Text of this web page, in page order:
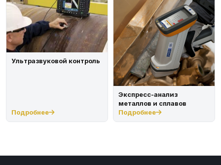
Ультразвуковой контроль
Подробнее
Экспресс-анализ
металлов и сплавов
Подробнее